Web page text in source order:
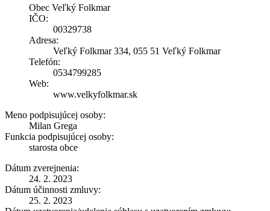
Obec Veľký Folkmar
IČO:
00329738
Adresa:
Veľký Folkmar 334, 055 51 Veľký Folkmar
Telefón:
0534799285
Web:
www.velkyfolkmar.sk
Meno podpisujúcej osoby:
Milan Grega
Funkcia podpisujúcej osoby:
starosta obce
Dátum zverejnenia:
24. 2. 2023
Dátum účinnosti zmluvy:
25. 2. 2023